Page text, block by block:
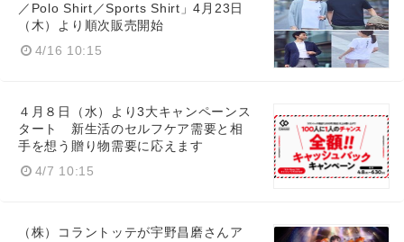
／Polo Shirt／Sports Shirt」4月23日
（木）より順次販売開始
4/16 10:15
４月８日（水）より3大キャンペーンス
タート 新生活のセルフケア需要と相
手を想う贈り物需要に応えます
4/7 10:15
（株）コラントッテが宇野昌磨さんア
Japanese
English